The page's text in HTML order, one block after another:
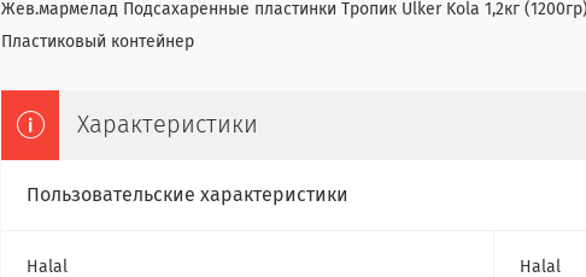
Жев.мармелад Подсахаренные пластинки Тропик Ulker Kola 1,2кг
Пластиковый контейнер
Характеристики
Пользовательские характеристики
Halal Halal